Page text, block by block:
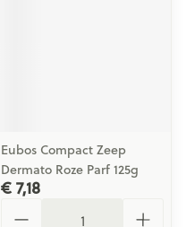
Eubos Compact Zeep
Dermato Roze Parf 125g
€ 7,18